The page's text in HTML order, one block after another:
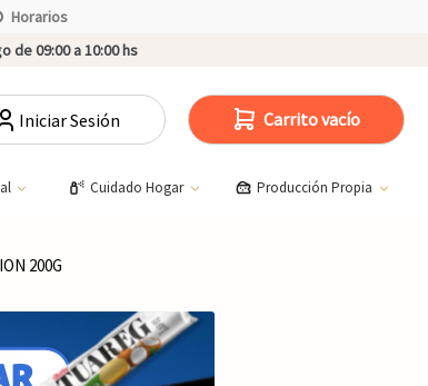
Horarios
de 09:00 a 10:00 hs
Iniciar Sesión Carrito vacío
Cuidado Hogar Producción Propia
200G